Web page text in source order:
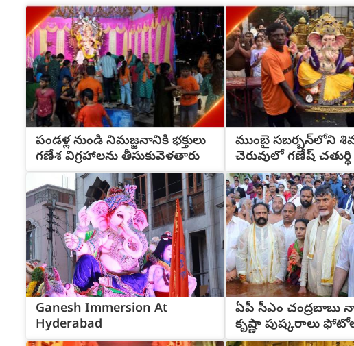
పండళ్ల నుండి నిమజ్జనానికి భక్తులు
గణేశ విగ్రహాలను తీసుకువెళతారు
ముంబై సబర్బన్‌లోని
చెరువులో గణేష్ చతుర్థి
Ganesh Immersion At
Hyderabad
ఏపీ సీఎం చంద్రబాబు
కృష్ణా పుష్కరాలు